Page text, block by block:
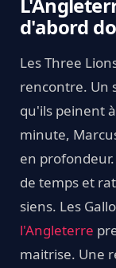
d'abord
Les Three
rencontre. Un
qu'ils peinent
minute,
en
de temps et
siens. Les
l'Angleterre
maitrise. Une